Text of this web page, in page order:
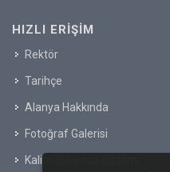
HIZLI ERIŞIM
Rektör
Tarihçe
Alanya Hakkında
Fotoğraf Galerisi
Kalite Güvence Sistemi